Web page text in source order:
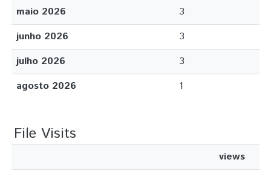
maio 2026
3
junho 2026
3
julho 2026
3
agosto 2026
1
File Visits
views